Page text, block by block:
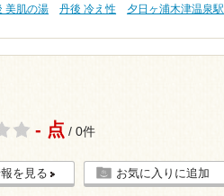
美肌の湯 丹後 冷え性 夕日ヶ浦木津温泉駅
- 点 / 0件
を見る お気に入りに追加